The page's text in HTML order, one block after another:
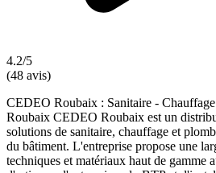
4.2/5
(48 avis)
CEDEO Roubaix : Sanitaire -
Roubaix CEDEO Roubaix est un
solutions de sanitaire, chauffage et
du bâtiment. L'entreprise propose une
techniques et matériaux haut de gamme